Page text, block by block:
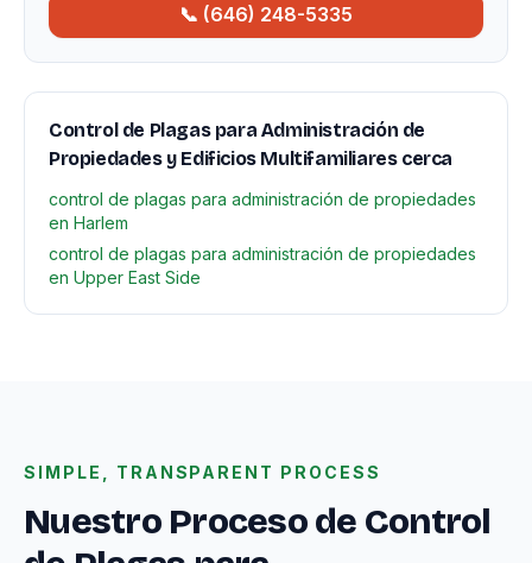
📞 (646) 248-5335
Control de Plagas para Administración de
Propiedades y Edificios Multifamiliares cerca
control de plagas para administración de propiedades
en Harlem
control de plagas para administración de propiedades
en Upper East Side
SIMPLE, TRANSPARENT PROCESS
Nuestro Proceso de Control